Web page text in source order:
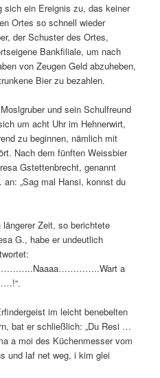
sich ein Ereignis zu, das keiner
Ortes so schnell wieder
der Schuster des Ortes,
Bankfiliale, um nach
von Zeugen Geld abzuheben,
Bier zu bezahlen.
und sein Schulfreund
um acht Uhr im Hehnerwirt,
zu beginnen, nämlich mit
Nach dem fünften Weissbier
Gstettenbrecht, genannt
„Sag mal Hansi, konnst du
längerer Zeit, so berichtete
G., habe er undeutlich
a
im leicht benebelten
bat er schließlich: „Du Resi …
a moi des Küchenmesser vom
und laf net weg, i kim glei